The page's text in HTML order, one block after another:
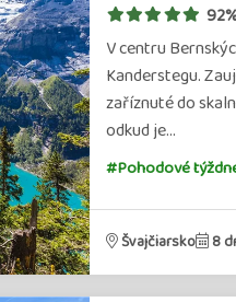
V centru
Kanderstegu.
zaříznuté do
odkud je…
#Pohodové
Švajčiarsko 8